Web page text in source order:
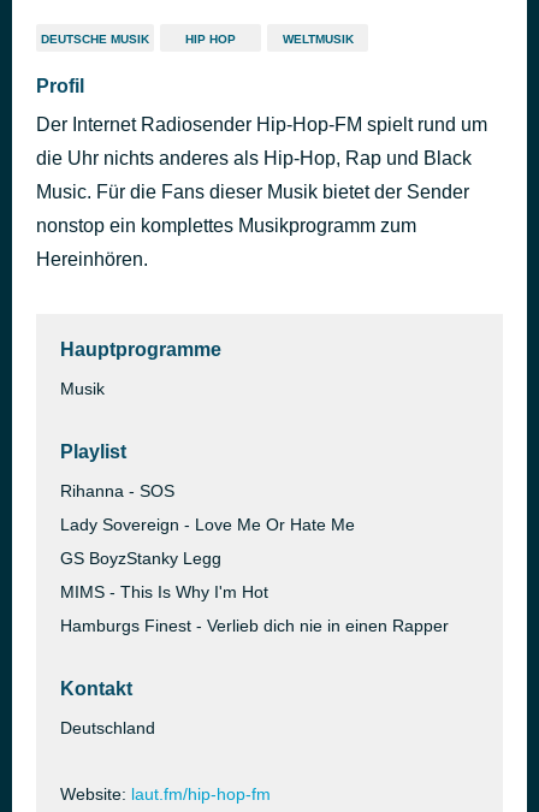
Area Codes
Touch It
Busta Rhymes
Because I Got High
in 3.530 Sekunden
DEUTSCHE MUSIK HIP HOP WELTMUSIK
Profil
Der Internet Radiosender Hip-Hop-FM spielt rund um
die Uhr nichts anderes als Hip-Hop, Rap und Black
Music. Für die Fans dieser Musik bietet der Sender
nonstop ein komplettes Musikprogramm zum
Hereinhören.
Hauptprogramme
Musik
Playlist
Rihanna - SOS
Lady Sovereign - Love Me Or Hate Me
GS BoyzStanky Legg
MIMS - This Is Why I'm Hot
Hamburgs Finest - Verlieb dich nie in einen Rapper
Kontakt
Deutschland
Website: laut.fm/hip-hop-fm